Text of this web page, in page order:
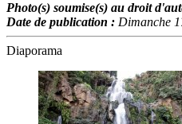
Photo(s) soumise(s) au droit
Date de publication : Dimanche
Diaporama